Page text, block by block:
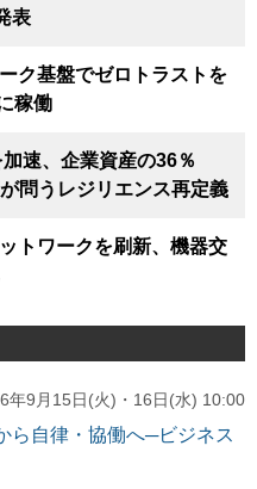
表
ク基盤でゼロトラストを
稼働
速、企業資産の36％
問うレジリエンス再定義
トワークを刷新、機器交
年9月15日(火)・16日(水) 10:00
ら自律・協働へ─ビジネス